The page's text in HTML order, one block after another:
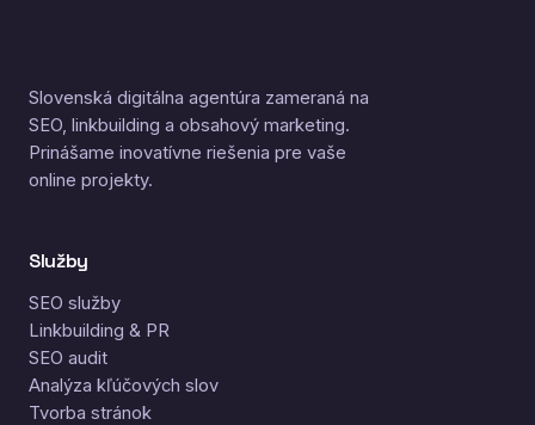
Slovenská digitálna agentúra zameraná na
SEO, linkbuilding a obsahový marketing.
Prinášame inovatívne riešenia pre vaše
online projekty.
Služby
SEO služby
Linkbuilding & PR
SEO audit
Analýza kľúčových slov
Tvorba stránok